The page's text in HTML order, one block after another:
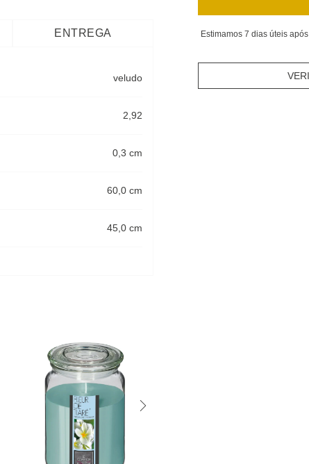
Estimamos 7 dias úteis
ENTREGA
veludo
2,92
0,3 cm
60,0 cm
45,0 cm